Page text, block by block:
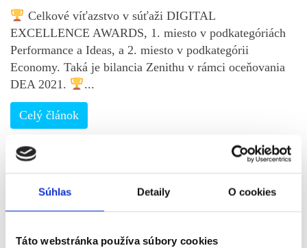
Súhlas Detaily O cookies
Táto webstránka používa súbory cookies
Celkové víťazstvo v súťaži DIGITAL
EXCELLENCE AWARDS, 1. miesto v podkategóriách
Performance a Ideas, a 2. miesto v podkategórii
Economy. Taká je bilancia Zenithu v rámci oceňovania
DEA 2021.
...
Celý článok